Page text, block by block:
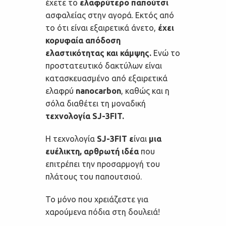
έχετε το ελαφρύτερο παπούτσι
ασφαλείας στην αγορά. Εκτός από
το ότι είναι εξαιρετικά άνετο, έχει
κορυφαία απόδοση
ελαστικότητας και κάμψης. Ενώ το
προστατευτικό δακτύλων είναι
κατασκευασμένο από εξαιρετικά
ελαφρύ nanocarbon, καθώς και η
σόλα διαθέτει τη μοναδική
τεχνολογία SJ-3FIT.
Η τεχνολογία SJ-3FIT είναι μια
ευέλικτη, αρθρωτή ιδέαπου
επιτρέπει την προσαρμογή του
πλάτους του παπουτσιού.
Το μόνο που χρειάζεστε για
χαρούμενα πόδια στη δουλειά!